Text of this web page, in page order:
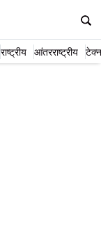
राष्ट्रीय आंतरराष्ट्रीय